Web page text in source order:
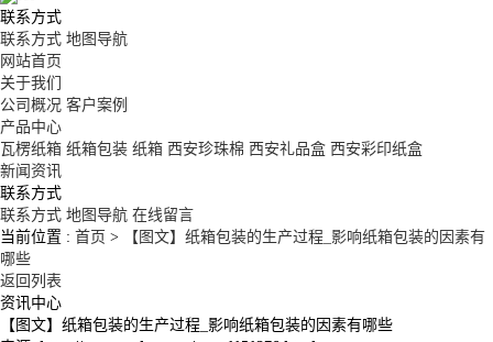
联系方式
联系方式 地图导航
网站首页
关于我们
公司概况 客户案例
产品中心
瓦楞纸箱 纸箱包装 纸箱 西安珍珠棉 西安礼品盒 西安彩印纸盒
新闻资讯
联系方式
联系方式 地图导航 在线留言
当前位置 : 首页 >
【图文】纸箱包装的生产过程_影响纸箱包装的因素有
哪些
返回列表
资讯中心
【图文】纸箱包装的生产过程_影响纸箱包装的因素有哪些